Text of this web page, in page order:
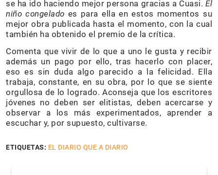
se ha ido haciendo mejor persona gracias a Cuasi. El
niño congelado es para ella en estos momentos su
mejor obra publicada hasta el momento, con la cual
también ha obtenido el premio de la crítica.
Comenta que vivir de lo que a uno le gusta y recibir
además un pago por ello, tras hacerlo con placer,
eso es sin duda algo parecido a la felicidad. Ella
trabaja, constante, en su obra, por lo que se siente
orgullosa de lo logrado. Aconseja que los escritores
jóvenes no deben ser elitistas, deben acercarse y
observar a los más experimentados, aprender a
escuchar y, por supuesto, cultivarse.
ETIQUETAS: EL DIARIO QUE A DIARIO